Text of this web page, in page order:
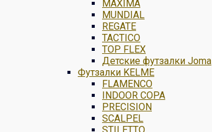
MAXIMA
MUNDIAL
REGATE
TACTICO
TOP FLEX
Детские футзалки Joma
Футзалки KELME
FLAMENCO
INDOOR COPA
PRECISION
SCALPEL